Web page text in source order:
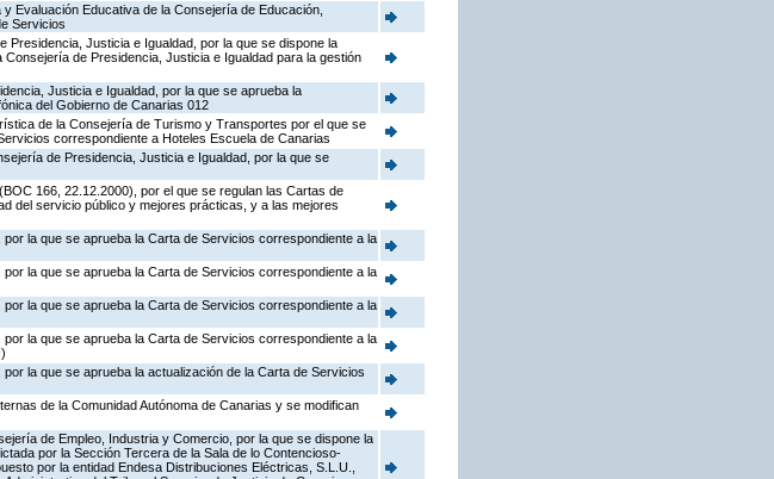
Evaluación Educativa de la Consejería de Educación,
Servicios
Presidencia, Justicia e Igualdad, por la que se dispone la
de Presidencia, Justicia e Igualdad para la gestión
Justicia e Igualdad, por la que se aprueba la
del Gobierno de Canarias 012
de la Consejería de Turismo y Transportes por el que se
correspondiente a Hoteles Escuela de Canarias
de Presidencia, Justicia e Igualdad, por la que se
166, 22.12.2000), por el que se regulan las Cartas de
del servicio público y mejores prácticas, y a las mejores
la que se aprueba la Carta de Servicios correspondiente a la
la que se aprueba la Carta de Servicios correspondiente a la
la que se aprueba la Carta de Servicios correspondiente a la
la que se aprueba la Carta de Servicios correspondiente a la
la que se aprueba la actualización de la Carta de Servicios
de la Comunidad Autónoma de Canarias y se modifican
de Empleo, Industria y Comercio, por la que se dispone la
por la Sección Tercera de la Sala de lo Contencioso-
por la entidad Endesa Distribuciones Eléctricas, S.L.U.,